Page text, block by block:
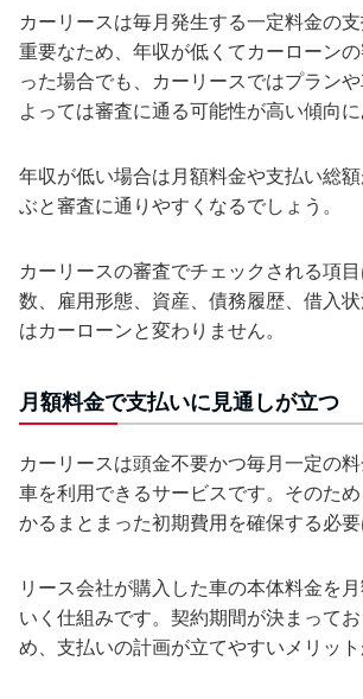
カーリースは毎月発生する一定料金の
重要なため、年収が低くてカーローン
った場合でも、カーリースではプラン
よっては審査に通る可能性が高い傾向に
年収が低い場合は月額料金や支払い総
ぶと審査に通りやすくなるでしょう。
カーリースの審査でチェックされる項
数、雇用形態、資産、債務履歴、借入
はカーローンと変わりません。
月額料金で支払いに見通しが立つ
カーリースは頭金不要かつ毎月一定の
車を利用できるサービスです。そのた
かるまとまった初期費用を確保する必要
リース会社が購入した車の本体料金を
いく仕組みです。契約期間が決まって
め、支払いの計画が立てやすいメリット